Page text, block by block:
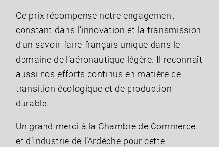
Ce prix récompense notre engagement
constant dans l’innovation et la transmission
d’un savoir-faire français unique dans le
domaine de l’aéronautique légère. Il reconnaît
aussi nos efforts continus en matière de
transition écologique et de production
durable.
Un grand merci à la Chambre de Commerce
et d’Industrie de l’Ardèche pour cette